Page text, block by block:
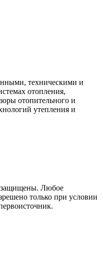
техническими и
отопления,
отопительного и
утепления и
защищены. Любое
только при условии